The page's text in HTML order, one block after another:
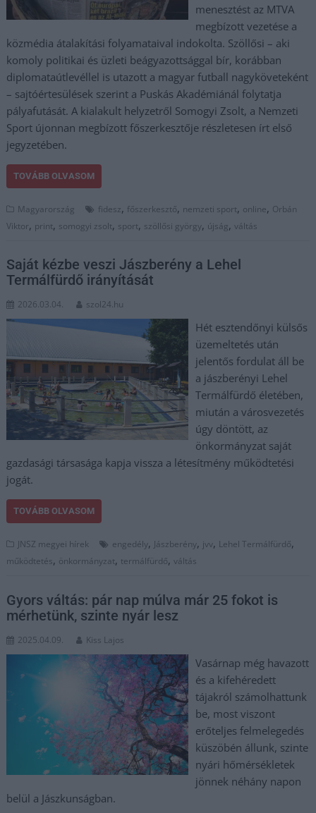
menesztést az MTVA
megbízott vezetése a
közmédia átalakítási folyamataival indokolta. Szöllősi – aki
komoly politikai és üzleti beágyazottsággal bír, korábban
diplomataútlevéllel is utazott a magyar futball nagyköveteként
– sajtóértesülések szerint a Puskás Akadémiánál folytatja
pályafutását. A kialakult helyzetről Somogyi Zsolt, a Nemzeti
Sport újonnan megbízott főszerkesztője részletesen írt első
jegyzetében.
TOVÁBB OLVASOM
Magyarország fidesz, főszerkesztő, nemzeti sport, online, Orbán
Viktor, print, somogyi zsolt, sport, szöllősi györgy, újság,váltás
Saját kézbe veszi Jászberény a Lehel
Termálfürdő irányítását
2026.03.04. szol24.hu
Hét esztendőnyi külsős
üzemeltetés után
jelentős fordulat áll be
a jászberényi Lehel
Termálfürdő életében,
miután a városvezetés
úgy döntött, az
önkormányzat saját
gazdasági társasága kapja vissza a létesítmény működtetési
jogát.
TOVÁBB OLVASOM
JNSZ megyei hírek engedély, Jászberény, jvv, Lehel Termálfürdő,
működtetés, önkormányzat, termálfürdő,váltás
Gyors váltás: pár nap múlva már 25 fokot is
mérhetünk, szinte nyár lesz
2025.04.09. Kiss Lajos
Vasárnap még havazott
és a kifehéredett
tájakról számolhattunk
be, most viszont
erőteljes felmelegedés
küszöbén állunk, szinte
nyári hőmérsékletek
jönnek néhány napon
belül a Jászkunságban.